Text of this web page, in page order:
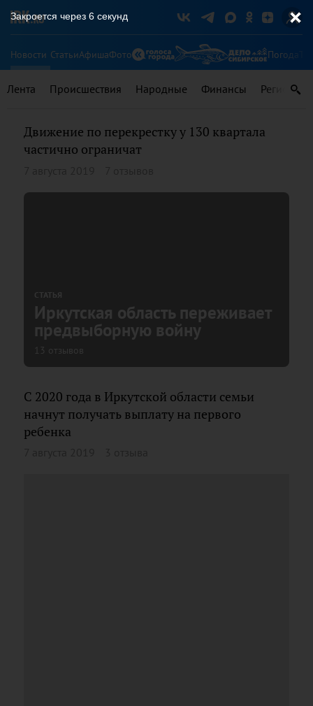
Новости СтатьиАфишаФото Погода
Лента Происшествия Народные Финансы Регионы
Движение по перекрестку у 130 квартала
частично ограничат
СТАТЬЯ
Иркутская область переживает
предвыборную войну
13 отзывов
С 2020 года в Иркутской области семьи
начнут получать выплату на первого
ребенка
Закроется через 6 секунд